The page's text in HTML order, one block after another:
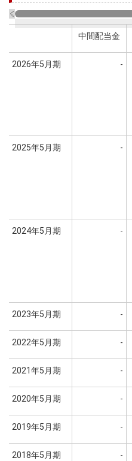
中間配当金
2026年5月期 -
2025年5月期 -
2024年5月期 -
2023年5月期 -
2022年5月期 -
2021年5月期 -
2020年5月期 -
2019年5月期 -
2018年5月期 -